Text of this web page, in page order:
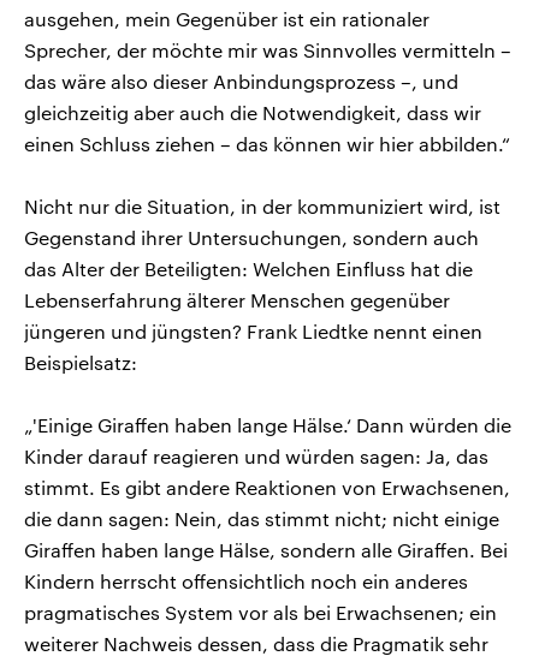
ausgehen, mein Gegenüber ist ein rationaler
Sprecher, der möchte mir was Sinnvolles vermitteln –
das wäre also dieser Anbindungsprozess –, und
gleichzeitig aber auch die Notwendigkeit, dass wir
einen Schluss ziehen – das können wir hier abbilden.“
Nicht nur die Situation, in der kommuniziert wird, ist
Gegenstand ihrer Untersuchungen, sondern auch
das Alter der Beteiligten: Welchen Einfluss hat die
Lebenserfahrung älterer Menschen gegenüber
jüngeren und jüngsten? Frank Liedtke nennt einen
Beispielsatz:
„'Einige Giraffen haben lange Hälse.‘ Dann würden die
Kinder darauf reagieren und würden sagen: Ja, das
stimmt. Es gibt andere Reaktionen von Erwachsenen,
die dann sagen: Nein, das stimmt nicht; nicht einige
Giraffen haben lange Hälse, sondern alle Giraffen. Bei
Kindern herrscht offensichtlich noch ein anderes
pragmatisches System vor als bei Erwachsenen; ein
weiterer Nachweis dessen, dass die Pragmatik sehr